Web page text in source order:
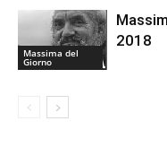
Massima del
Giorno
2018